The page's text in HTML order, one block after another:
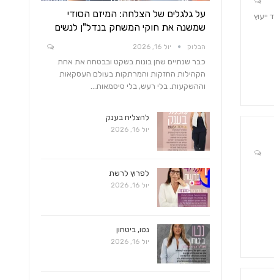
על גלגלים של הצלחה: המיזם הסודי
שמשנה את חוקי המשחק בנדל"ן לנשים
הבלוק יול 16, 2026
כבר שנתיים שהן בונות בשקט ובבטחה את אחת
הקהילות החזקות והמרתקות בעולם העסקאות
וההשקעות. בלי רעש, בלי סיסמאות…
להצליח בענק
יול 16, 2026
לפרוץ לרשת
יול 16, 2026
נטו, ביטחון
יול 16, 2026